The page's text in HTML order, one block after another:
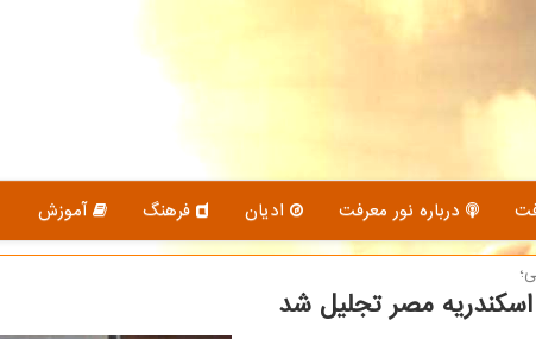
درباره نور معرفت ادیان فرهنگ آموزش